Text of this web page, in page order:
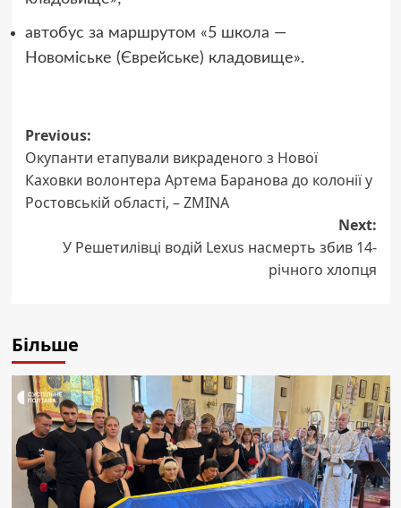
автобус за маршрутом «5 школа —
Новоміське (Єврейське) кладовище».
Post
navigation
Previous:
Окупанти етапували викраденого з Нової
Каховки волонтера Артема Баранова до колонії у
Ростовській області, – ZMINA
Next:
У Решетилівці водій Lexus насмерть збив 14-
річного хлопця
Більше